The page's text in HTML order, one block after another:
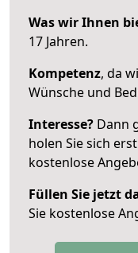
Was wir Ihnen
17 Jahren.
Kompetenz, da
Wünsche und
Interesse? Dann
holen Sie sich
kostenlose
Füllen Sie jetzt
Sie kostenlose